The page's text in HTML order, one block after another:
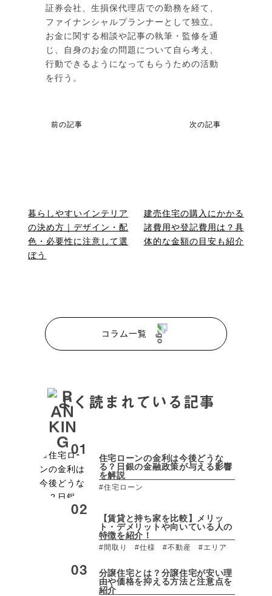
証券会社、生損保代理店での勤務を経て、
ファイナンシャルプランナーとして独立。
お金に関する相談や記事の執筆・監修を通
じ、自身のお金の問題について自ら考え、
行動できるようになってもらうための活動
を行う。
前の記事
暮らしやすいインテリア
の決め方｜デザイン・配
色・必要性に注意して選
ぼう
次の記事
建売住宅の購入にかかる
諸費用や登記費用は？具
体的な金額の目安も紹介
コラム一覧
よく読まれている記事
住宅ローンの金利は今後どうな
る？日銀の金融政策が与える影響
を解説
#住宅ローン
【賃貸と持ち家を比較】メリッ
ト・デメリットや向いている人の
特徴を紹介！
#間取り #仕様 #不動産 #エリア
分譲住宅とは？分譲住宅が安い理
由や価格を抑える方法と注意点を
紹介